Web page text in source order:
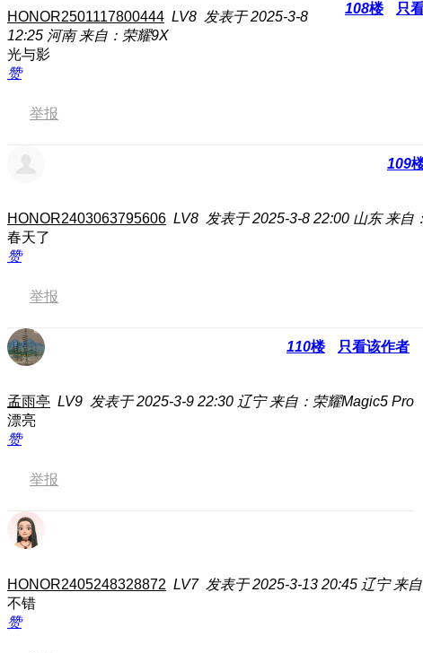
108楼 只
HONOR2501117800444 LV8 发表于 2025-3-8
12:25 河南 来自：荣耀9X
光与影
赞
举报
109
HONOR2403063795606 LV8 发表于 2025-3-8 22:00 山东 来自
春天了
赞
举报
110楼 只看该作者
孟雨亭 LV9 发表于 2025-3-9 22:30 辽宁 来自：荣耀Magic5 Pro
漂亮
赞
举报
HONOR2405248328872 LV7 发表于 2025-3-13 20:45 辽宁 来
不错
赞